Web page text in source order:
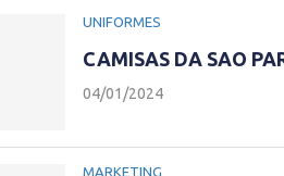
UNIFORMES
CAMISAS DA SAO
04/01/2024
MARKETING